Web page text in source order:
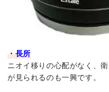
・長所
ニオイ移りの心配がなく、
が見られるのも一興です。